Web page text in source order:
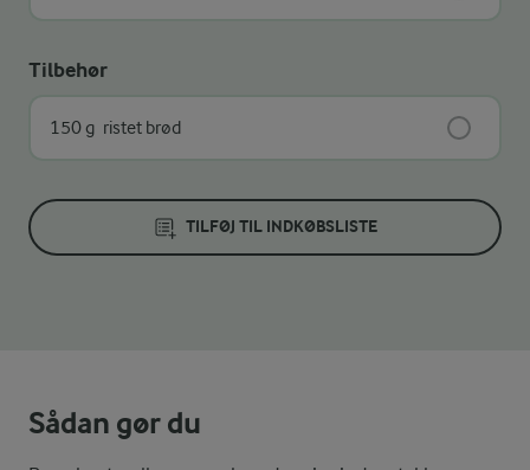
Tilbehør
150 g ristet brød
TILFØJ TIL INDKØBSLISTE
Sådan gør du